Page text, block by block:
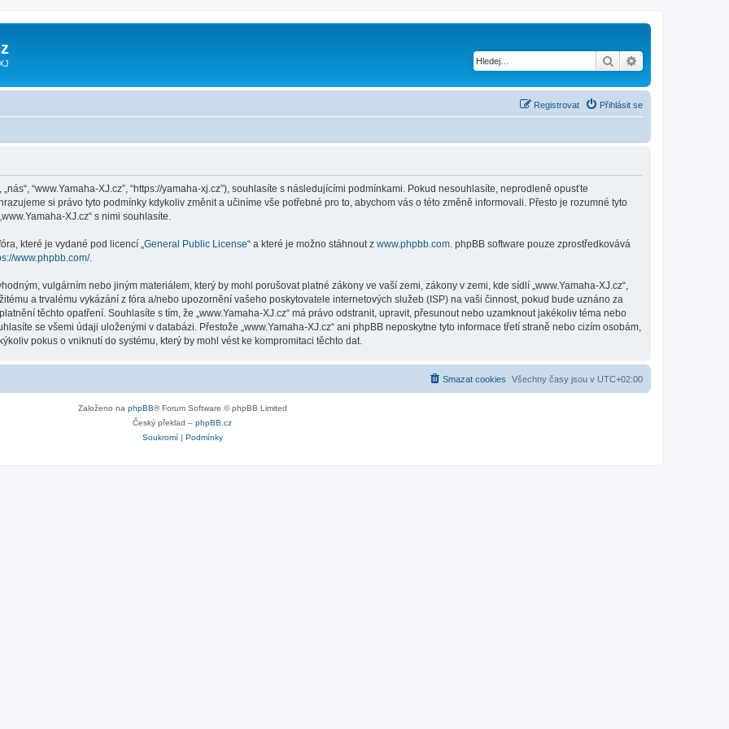
Hledat
Přihlásit se
Registrovat
„nás“, “www.Yamaha-XJ.cz”, “https://yamaha-xj.cz”), souhlasíte s následujícími podmínkami. Pokud nesouhlasíte, neprodleně opusťte
si právo tyto podmínky kdykoliv změnit a učiníme vše potřebné pro to, abychom vás o této změně informovali. Přesto je rozumné tyto
XJ.cz“ s nimi souhlasíte.
které je vydané pod licencí „ General Public License“ a které je možno stáhnout z www.phpbb.com . phpBB software pouze zprostředkovává
www.phpbb.com/.
vulgárním nebo jiným materiálem, který by mohl porušovat platné zákony ve vaší zemi, zákony v zemi, kde sídlí „www.Yamaha-XJ.cz“,
a trvalému vykázání z fóra a/nebo upozornění vašeho poskytovatele internetových služeb (ISP) na vaši činnost, pokud bude uznáno za
těchto opatření. Souhlasíte s tím, že „www.Yamaha-XJ.cz“ má právo odstranit, upravit, přesunout nebo uzamknout jakékoliv téma nebo
se všemi údaji uloženými v databázi. Přestože „www.Yamaha-XJ.cz“ ani phpBB neposkytne tyto informace třetí straně nebo cizím osobám,
pokus o vniknutí do systému, který by mohl vést ke kompromitaci těchto dat.
Všechny časy jsou v UTC+02:00
Smazat cookies
Založeno na phpBB® Forum Software © phpBB Limited
Český překlad – phpBB.cz
Soukromí| Podmínky